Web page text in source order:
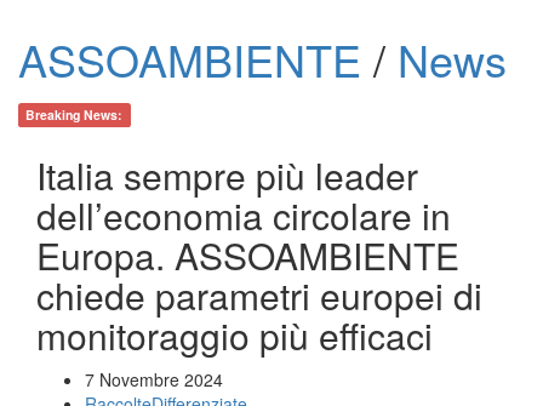
ASSOAMBIENTE / News
Breaking News:
Italia sempre più leader
dell’economia circolare in
Europa. ASSOAMBIENTE
chiede parametri europei di
monitoraggio più efficaci
7 Novembre 2024